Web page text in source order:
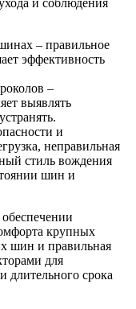
и соблюдения
– правильное
эффективность
–
выявлять
и
неправильная
стиль вождения
шин и
крупных
шин и правильная
для
длительного срока